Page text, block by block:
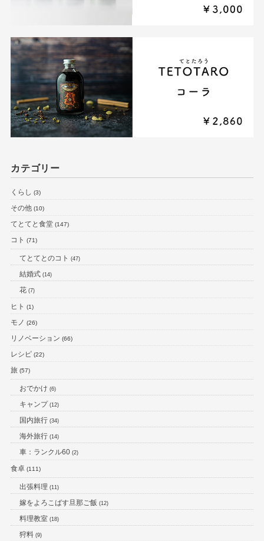
カテゴリー
くらし (3)
その他(10)
てとてと食堂(147)
コト (71)
てとてとのコト (47)
結婚式(14)
花(7)
ヒト (1)
モノ (26)
リノベーション (66)
レシピ(22)
旅 (57)
おでかけ (6)
キャンプ (12)
国内旅行(34)
海外旅行(14)
車：ランクル60(2)
食卓(111)
出張料理 (11)
嫁をよろこばす旦那ご飯 (12)
料理教室 (18)
狩料(9)